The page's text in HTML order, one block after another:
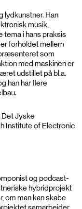
lydkunstner. Han
musik,
tema i hans praksis
forholdet mellem
som
med maskinen er
udstillet på bl.a.
han har flere
Det Jyske
Institute of Electronic
og podcast-
hybridprojekt
om man kan skabe